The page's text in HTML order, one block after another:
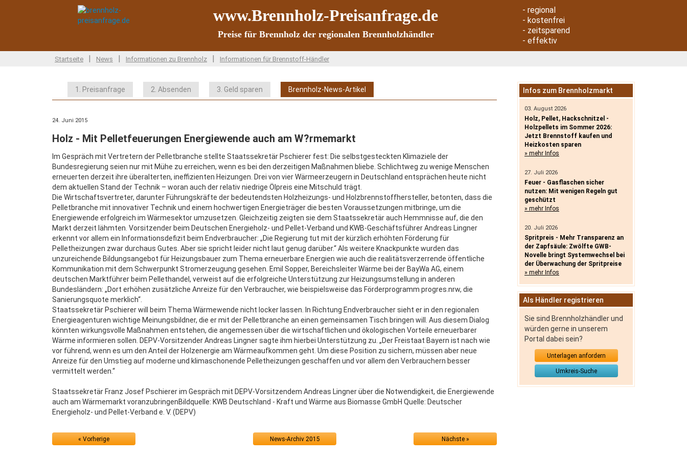
www.Brennholz-Preisanfrage.de
Preise für Brennholz der regionalen Brennholzhändler
- regional
- kostenfrei
- zeitsparend
- effektiv
Startseite | News | Informationen zu Brennholz | Informationen für Brennstoff-Händler
1. Preisanfrage 2. Absenden 3. Geld sparen Brennholz-News-Artikel
24. Juni 2015
Holz - Mit Pelletfeuerungen Energiewende auch am W?rmemarkt
Im Gespräch mit Vertretern der Pelletbranche stellte Staatssekretär Pschierer fest: Die selbstgesteckten Klimaziele der
Bundesregierung seien nur mit Mühe zu erreichen, wenn es bei den derzeitigen Maßnahmen bliebe. Schlichtweg zu wenige Menschen
erneuerten derzeit ihre überalterten, ineffizienten Heizungen. Drei von vier Wärmeerzeugern in Deutschland entsprächen heute nicht
dem aktuellen Stand der Technik – woran auch der relativ niedrige Ölpreis eine Mitschuld trägt.
Die Wirtschaftsvertreter, darunter Führungskräfte der bedeutendsten Holzheizungs- und Holzbrennstoffhersteller, betonten, dass die
Pelletbranche mit innovativer Technik und einem hochwertigen Energieträger die besten Voraussetzungen mitbringe, um die
Energiewende erfolgreich im Wärmesektor umzusetzen. Gleichzeitig zeigten sie dem Staatssekretär auch Hemmnisse auf, die den
Markt derzeit lähmten. Vorsitzender beim Deutschen Energieholz- und Pellet-Verband und KWB-Geschäftsführer Andreas Lingner
erkennt vor allem ein Informationsdefizit beim Endverbraucher: „Die Regierung tut mit der kürzlich erhöhten Förderung für
Pelletheizungen zwar durchaus Gutes. Aber sie spricht leider nicht laut genug darüber.“ Als weitere Knackpunkte wurden das
unzureichende Bildungsangebot für Heizungsbauer zum Thema erneuerbare Energien wie auch die realitätsverzerrende öffentliche
Kommunikation mit dem Schwerpunkt Stromerzeugung gesehen. Emil Sopper, Bereichsleiter Wärme bei der BayWa AG, einem
deutschen Marktführer beim Pellethandel, verweist auf die erfolgreiche Unterstützung zur Heizungsumstellung in anderen
Bundesländern: „Dort erhöhen zusätzliche Anreize für den Verbraucher, wie beispielsweise das Förderprogramm progres.nrw, die
Sanierungsquote merklich“.
Staatssekretär Pschierer will beim Thema Wärmewende nicht locker lassen. In Richtung Endverbraucher sieht er in den regionalen
Energieagenturen wichtige Meinungsbildner, die er mit der Pelletbranche an einen gemeinsamen Tisch bringen will. Aus diesem Dialog
könnten wirkungsvolle Maßnahmen entstehen, die angemessen über die wirtschaftlichen und ökologischen Vorteile erneuerbarer
Wärme informieren sollen. DEPV-Vorsitzender Andreas Lingner sagte ihm hierbei Unterstützung zu. „Der Freistaat Bayern ist nach wie
vor führend, wenn es um den Anteil der Holzenergie am Wärmeaufkommen geht. Um diese Position zu sichern, müssen aber neue
Anreize für den Umstieg auf moderne und klimaschonende Pelletheizungen geschaffen und vor allem den Verbrauchern besser
vermittelt werden.“
Staatssekretär Franz Josef Pschierer im Gespräch mit DEPV-Vorsitzendem Andreas Lingner über die Notwendigkeit, die Energiewende
auch am Wärmemarkt voranzubringenBildquelle: KWB Deutschland - Kraft und Wärme aus Biomasse GmbH Quelle: Deutscher
Energieholz- und Pellet-Verband e. V. (DEPV)
« Vorherige News-Archiv 2015 Nächste »
Infos zum Brennholzmarkt
03. August 2026
Holz, Pellet, Hackschnitzel -
Holzpellets im Sommer 2026:
Jetzt Brennstoff kaufen und
Heizkosten sparen
» mehr Infos
27. Juli 2026
Feuer - Gasflaschen sicher
nutzen: Mit wenigen Regeln gut
geschützt
» mehr Infos
20. Juli 2026
Spritpreis - Mehr Transparenz an
der Zapfsäule: Zwölfte GWB-
Novelle bringt Systemwechsel bei
der Überwachung der Spritpreise
» mehr Infos
Als Händler registrieren
Sie sind Brennholzhändler und
würden gerne in unserem
Portal dabei sein?
Unterlagen anfordern
Umkreis-Suche